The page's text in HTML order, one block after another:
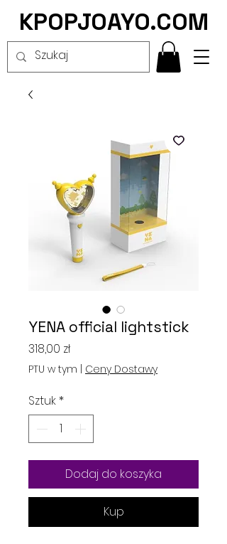
KPOPJOAYO.COM
YENA official lightstick
318,00 złCena
PTU w tym Ceny Dostawy
Sztuk *
Dodaj do koszyka
Kup